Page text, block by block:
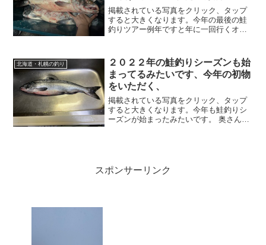
掲載されている写真をクリック、タップ
すると大きくなります。今年の最後の鮭
釣りツアー例年ですと年に一回行くオホ
上旬では思うような釣果が得られず９月
末に続いて10月の上旬に...
北海道・札幌の釣り
２０２２年の鮭釣りシーズンも始
まってるみたいです、今年の初物
をいただく、
掲載されている写真をクリック、タップ
すると大きくなります。今年も鮭釣りシ
ーズンが始まったみたいです。 奥さんの
スポンサーリンク